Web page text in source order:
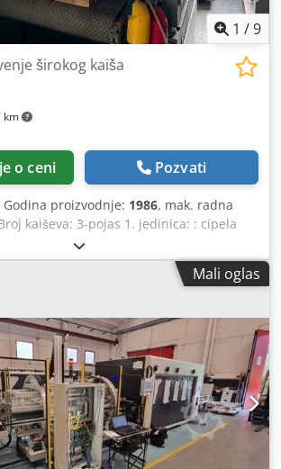
1 /9
km
širokog kaiša
o ceni Pozvati
Godina proizvodnje: 1986, mak. radna
kaiševa: 3-pojas 1. jedinica: : cipela
valjak: 100 Verzija 1. jedinica: Čelik
: Valjak / cipela Prečnik 2. valjak:
Čelik valjak 3. jedinica: : Valjak /
100 mmVerzija 3. valjak: grooved
za brušenje 3. jedinica: elektronski
: Da Boja brušenje moguće: Da
tepih: Da Dodpovvki Njfx Al Iock
Mali oglas